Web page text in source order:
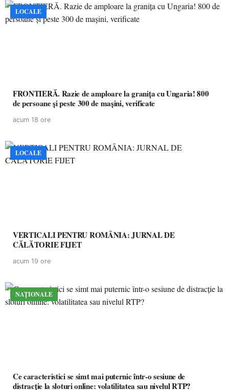
LOCALE
FRONTIERĂ. Razie de amploare la granița cu Ungaria! 800
de persoane și peste 300 de mașini, verificate
acum 18 ore
LOCALE
VERTICALI PENTRU ROMÂNIA: JURNAL DE
CĂLĂTORIE FIJET
acum 19 ore
NAȚIONALE
Ce caracteristici se simt mai puternic într-o sesiune de
distracție la sloturi online: volatilitatea sau nivelul RTP?